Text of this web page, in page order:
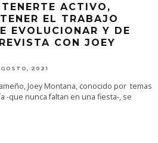
ACTIVO,
EL TRABAJO
EVOLUCIONAR Y DE
CON JOEY
2021
Joey Montana, conocido por temas
-que nunca faltan en una fiesta-, se